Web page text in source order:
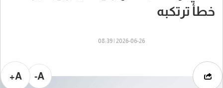
خطأ ترتكبه
2026-06-26 | 08:39
A-
A+